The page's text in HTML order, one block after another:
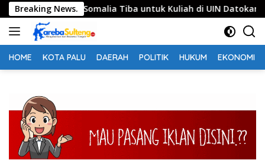
Langsung
ke
konten
Breaking News.Somalia Tiba untuk Kuliah di UIN Datokarama
HOME KOTA PALU DAERAH POLITIK HUKUM EKONOMI